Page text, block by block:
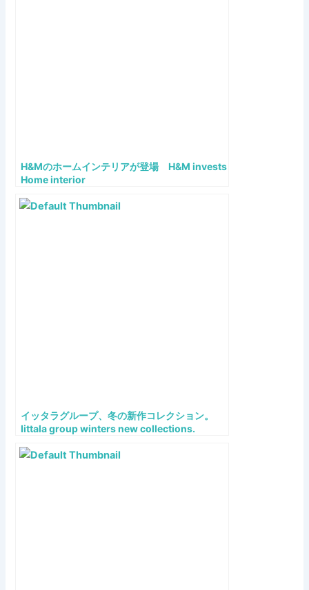
H&Mのホームインテリアが登場 H&M invests
Home interior
イッタラグループ、冬の新作コレクション。
Iittala group winters new collections.